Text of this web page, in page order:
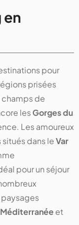
en
pour
prisées
champs de
lesGorges du
Les amoureux
dans leVar
pour un séjour
et